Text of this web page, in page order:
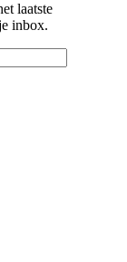
laatste
inbox.